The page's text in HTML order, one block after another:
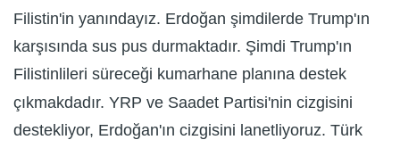
Filistin'in yanındayız. Erdoğan şimdilerde Trump'ın
karşısında sus pus durmaktadır. Şimdi Trump'ın
Filistinlileri süreceği kumarhane planına destek
çıkmakdadır. YRP ve Saadet Partisi'nin cizgisini
destekliyor, Erdoğan'ın cizgisini lanetliyoruz. Türk